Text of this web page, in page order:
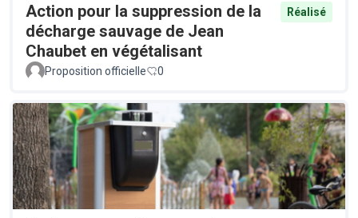
Action pour la suppression de la
décharge sauvage de Jean
Chaubet en végétalisant
Réalisé
Proposition officielle 0